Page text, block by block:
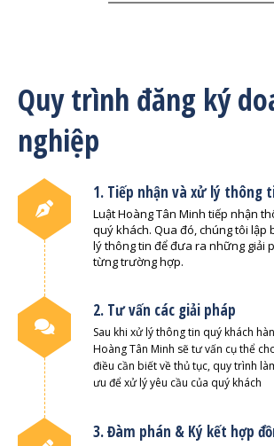
Quy trình đăng ký
nghiệp
1. Tiếp nhận và xử lý thông
Luật Hoàng Tân Minh tiếp nhận
quý khách. Qua đó, chúng tôi lập
lý thông tin để đưa ra những giải
từng trường hợp.
2. Tư vấn các giải pháp
Sau khi xử lý thông tin quý khách
Hoàng Tân Minh sẽ tư vấn cụ thể
điều cần biết về thủ tục, quy trình
ưu để xử lý yêu cầu của quý khách
3. Đàm phán & Ký kết hợp